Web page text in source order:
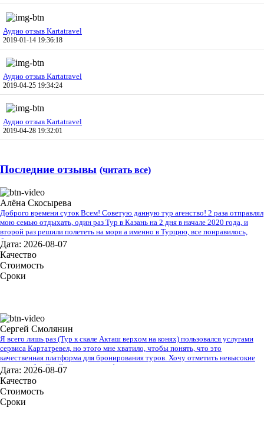
Аудио отзыв Kartatravel
2019-01-14 19:36:18
Аудио отзыв Kartatravel
2019-04-25 19:34:24
Аудио отзыв Kartatravel
2019-04-28 19:32:01
Последние отзывы (читать все)
Алёна Скосырева
Доброго времени суток Всем! Советую данную тур агенство! 2 раза отправлял
мою семью отдыхать, один раз Тур в Казань на 2 дня в начале 2020 года, и
второй раз решили полететь на моря а именно в Турцию, все понравилось,
буду рекомендовать.
Дата: 2026-08-07
Качество
Стоимость
Сроки
Сергей Смолянин
Я всего лишь раз (Тур к скале Акташ верхом на конях) пользовался услугами
сервиса Картатревел, но этого мне хватило, чтобы понять, что это
качественная платформа для бронирования туров. Хочу отметить невысокие
цены, удобный сайт и простоту оформления заявки на тур
Дата: 2026-08-07
Качество
Стоимость
Сроки